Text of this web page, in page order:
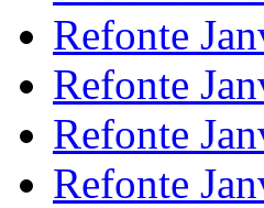
Refonte
Refonte
Refonte
Refonte